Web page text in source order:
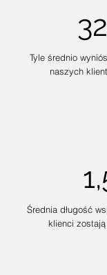
Tyle średnio
naszych
Średnia długość
klienci